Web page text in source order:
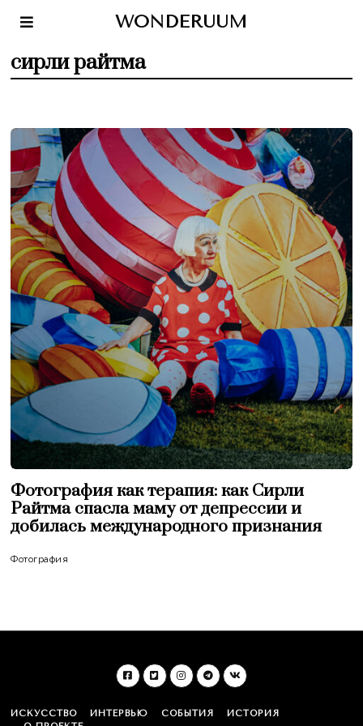
WONDERUUM
сирли райтма
Фотография как терапия: как Сирли
Райтма спасла маму от депрессии и
добилась международного признания
Фотография
ИСКУССТВО ИНТЕРВЬЮ СОБЫТИЯ
ИСТОРИЯ